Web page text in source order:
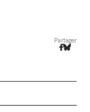
Partager